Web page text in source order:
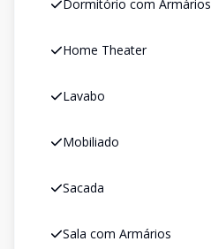
Dormitório com Armários
Home Theater
Lavabo
Mobiliado
Sacada
Sala com Armários